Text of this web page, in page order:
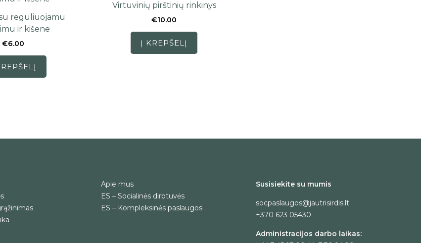
reguliuojamu
ir kišene
€6.00
Virtuvinių pirštinių rinkinys
€10.00
Į KREPŠELĮ
Apie mus
ES – Socialinės dirbtuvės
ES – Kompleksinės paslaugos
Susisiekite su mumis
socpaslaugos@jautrisirdis.lt
+370 623 05430
Administracijos darbo laikas: